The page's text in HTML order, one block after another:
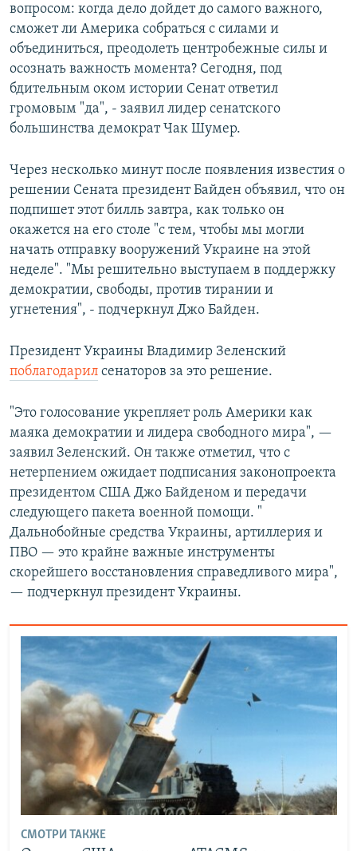
вопросом: когда дело дойдет до самого важного,
сможет ли Америка собраться с силами и
объединиться, преодолеть центробежные силы и
осознать важность момента? Сегодня, под
бдительным оком истории Сенат ответил
громовым "да", - заявил лидер сенатского
большинства демократ Чак Шумер.
Через несколько минут после появления известия о
решении Сената президент Байден объявил, что он
подпишет этот билль завтра, как только он
окажется на его столе "с тем, чтобы мы могли
начать отправку вооружений Украине на этой
неделе". "Мы решительно выступаем в поддержку
демократии, свободы, против тирании и
угнетения", - подчеркнул Джо Байден.
Президент Украины Владимир Зеленский
поблагодарил сенаторов за это решение.
"Это голосование укрепляет роль Америки как
маяка демократии и лидера свободного мира", —
заявил Зеленский. Он также отметил, что с
нетерпением ожидает подписания законопроекта
президентом США Джо Байденом и передачи
следующего пакета военной помощи. "
Дальнобойные средства Украины, артиллерия и
ПВО — это крайне важные инструменты
скорейшего восстановления справедливого мира",
— подчеркнул президент Украины.
СМОТРИ ТАКЖЕ